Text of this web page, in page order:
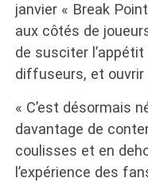
janvier « Break
aux côtés de
de susciter
diffuseurs, et ouvrir
« C’est désormais
davantage de
coulisses et en
l’expérience des